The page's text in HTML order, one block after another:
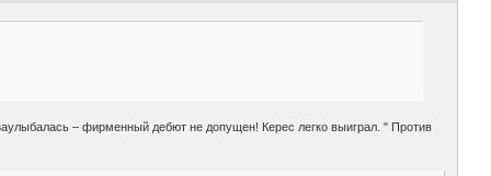
– фирменный дебют не допущен! Керес легко выиграл. " Против